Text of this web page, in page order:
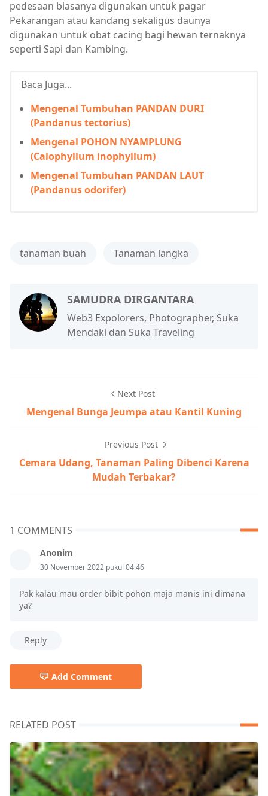
pedesaan biasanya digunakan untuk pagar
Pekarangan atau kandang sekaligus daunya
digunakan untuk obat cacing bagi hewan ternaknya
seperti Sapi dan Kambing.
Baca Juga...
Mengenal Tumbuhan PANDAN DURI
(Pandanus tectorius)
Mengenal POHON NYAMPLUNG
(Calophyllum inophyllum)
Mengenal Tumbuhan PANDAN LAUT
(Pandanus odorifer)
tanaman buah Tanaman langka
SAMUDRA DIRGANTARA
Web3 Expolorers, Photographer, Suka
Mendaki dan Suka Traveling
Next Post
Mengenal Bunga Jeumpa atau Kantil Kuning
Previous Post
Cemara Udang, Tanaman Paling Dibenci Karena
Mudah Terbakar?
1 COMMENTS
Anonim
30 November 2022 pukul 04.46
Pak kalau mau order bibit pohon maja manis ini dimana
ya?
Reply
Add Comment
RELATED POST